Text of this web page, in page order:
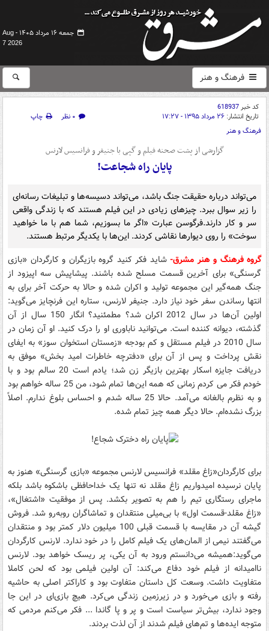
جمعه ۱۶ مرداد ۱۴۰۵ -
Aug
7 2026
فرهنگ و هنر
کد خبر618937
تاریخ انتشار: ۲۶ مرداد ۱۳۹۵ - ۱۷:۲۷ ۰ نظر
چاپ
فرهنگ و هنر
گزارشی از پشت صحنه فیلم و گپی با جنیفر و فرانسیس لارنس
پایان راه شجاعت!
می‌تواند درباره حقیقت جنگ باشد، می‌تواند دسیسه‌ها و تبلیغات رسانه‌ای
را زیر سوال ببرد. چیزهای زیادی در این فیلم هستند که با زندگی واقعی
سر و کار دارند.فرگوسن عبارت «اگر ما بسوزیم،‌ شما هم با ما خواهید
سوخت» را روی دیوارها نقاشی کردند. این‌ها با یکدیگر مرتبط هستند.
گروه فرهنگ و هنر مشرق-شاید فکر کنید گروه بازیگران و کارگردان «بازی
گرسنگی» برای آخرین قسمت مسلح شده باشند. پیشاپیش سه اپیزود از
جنگ همه‌گیر این مجموعه تولید و اکران شده و حالا به حرکت آخر برای به
انتها رساندن سفر خود نیاز دارد. جنیفر لارنس، ستاره این فرنچایز می‌گوید:
اولین آن‌ها در سال 2012 اکران شد؟ مطمئنید؟ انگار 150 سال از آن
گذشته، دیوانه کننده است. می‌توانید ناباوری او را درک کنید. او آن زمان در
سال 2010 در فیلم مستقل و کم بودجه «زمستان استخوان سوز» به ایفای
نقش پرداخت و پس از آن برای «دفترچه خاطرات امید بخش» موفق به
دریافت جایزه اسکار بهترین بازیگر زن شد؛ یادم است 20 سالم بود و با
خودم فکر می کردم زمانی که همه این‌ها تمام شود، من 25 ساله خواهم بود
و به نظرم بالغانه می‌آمد. حالا 25 ساله شدم و احساس بلوغ ندارم. اصلاً
بزرگ نشده‌ام. حالا دیگر همه چیز تمام شده.
برای کارگردان«زاغ مقلد» فرانسیس لارنس مجموعه «بازی گرسنگی» هنوز به
پایان نرسیده امیدواریم زاغ مقلد نه تنها یک خداحافظی باشکوه باشد بلکه
ماجرای رستگاری تیم را هم به تصویر بکشد. پس از موفقیت «اشتغال»،‌
«زاغ مقلد-قسمت اول» با بی‌میلی منتقدان و تماشاگران روبه‌رو شد. فروش
گیشه آن در مقایسه با قسمت قبلی 100 میلیون دلار کمتر بود و منتقدان
می‌گفتند نیمی از المان‌های یک فیلم کامل را در خود ندارد. لارنس کارگردان
می‌گوید:‌همیشه می‌دانستم ورود به آن یکی، پر ریسک خواهد بود. لارنس
ناامیدانه از فیلم خود دفاع می‌کند: آن اولین فیلمی بود که لحن کاملا
متفاویت داشت. وسعت کل داستان متفاوت بود و کاراکتر اصلی به حاشیه
رفته و بازی می‌خورد و در زیرزمین زندگی می‌کرد. هیچ بازی‌ای در این جا
وجود ندارد، بیش‌تر سیاست است و پر و پا گاندا ... فکر می‌کنم مردمی که
متوجه ایده‌ها و تم‌های فیلم شدند از آن لذت بردند.